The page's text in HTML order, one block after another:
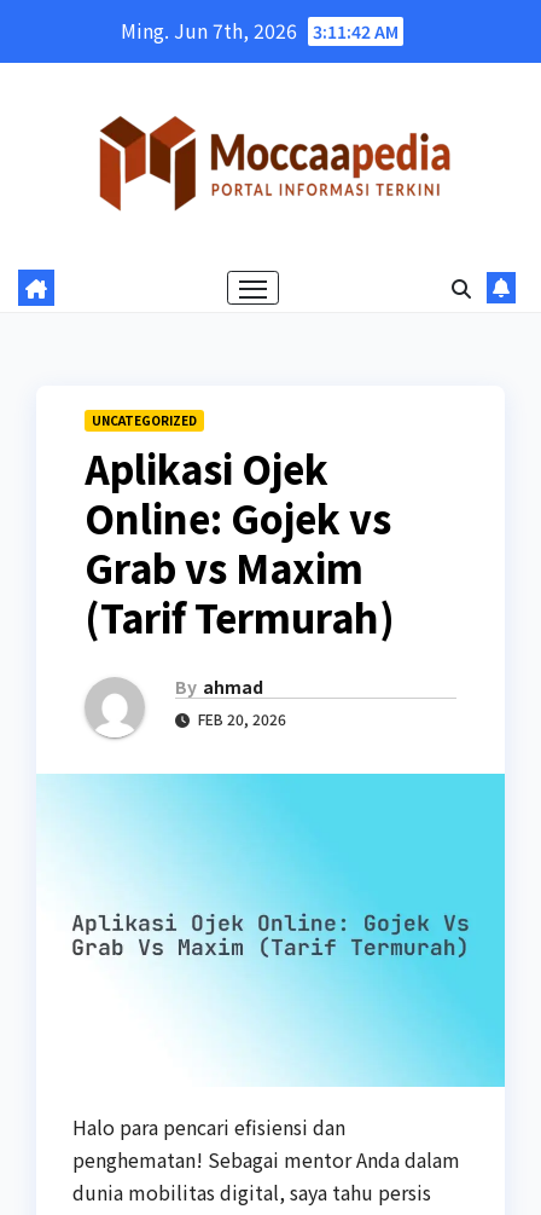
Ming. Jun 7th, 2026 3:11:43 AM
UNCATEGORIZED
Aplikasi Ojek
Online: Gojek vs
Grab vs Maxim
(Tarif Termurah)
By ahmad
FEB 20, 2026
Halo para pencari efisiensi dan
penghematan! Sebagai mentor Anda dalam
dunia mobilitas digital, saya tahu persis